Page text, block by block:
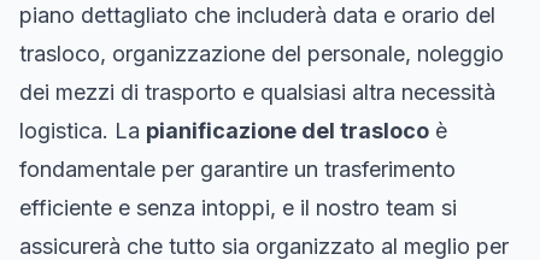
piano dettagliato che includerà data e orario del
trasloco, organizzazione del personale, noleggio
dei mezzi di trasporto e qualsiasi altra necessità
logistica. La pianificazione del trasloco è
fondamentale per garantire un trasferimento
efficiente e senza intoppi, e il nostro team si
assicurerà che tutto sia organizzato al meglio per